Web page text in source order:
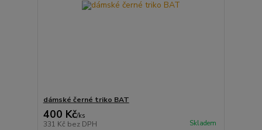
dámské černé triko BAT
400 Kč/ks
331 Kč bez DPH Skladem